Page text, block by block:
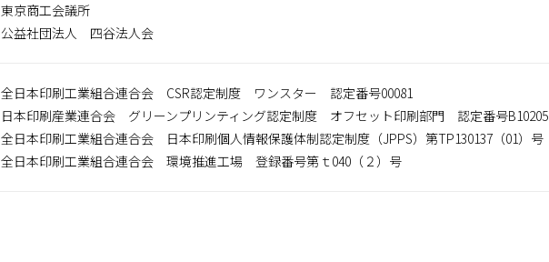
東京商工会議所
公益社団法人 四谷法人会
全日本印刷工業組合連合会 CSR認定制度 ワンスター 認定番号00081
日本印刷産業連合会 グリーンプリンティング認定制度 オフセット印刷部門 認定番号B10205
全日本印刷工業組合連合会 日本印刷個人情報保護体制認定制度（JPPS）第TP130137（01）号
全日本印刷工業組合連合会 環境推進工場 登録番号第ｔ040（２）号